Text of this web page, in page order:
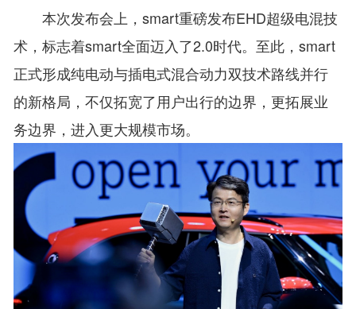
本次发布会上，smart重磅发布EHD超级电混技
术，标志着smart全面迈入了2.0时代。至此，smart
正式形成纯电动与插电式混合动力双技术路线并行
的新格局，不仅拓宽了用户出行的边界，更拓展业
务边界，进入更大规模市场。